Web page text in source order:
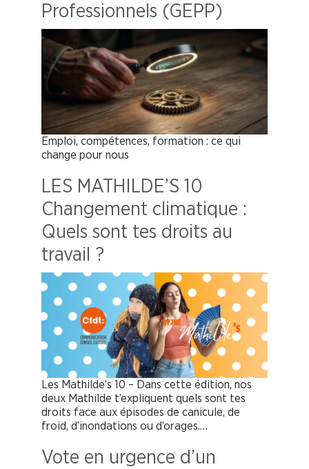
Professionnels (GEPP)
Emploi, compétences, formation : ce qui
change pour nous
LES MATHILDE’S 10
Changement climatique :
Quels sont tes droits au
travail ?
Les Mathilde’s 10 – Dans cette édition, nos
deux Mathilde t’expliquent quels sont tes
droits face aux épisodes de canicule, de
froid, d’inondations ou d’orages.…
Vote en urgence d’un